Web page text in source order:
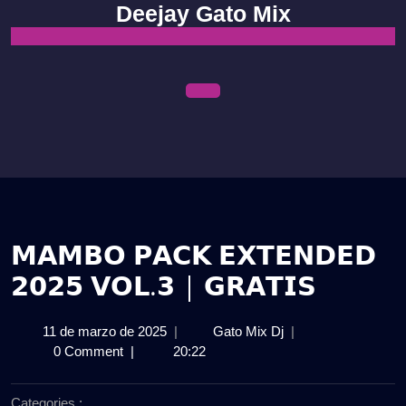
content
Deejay Gato Mix
𝗠𝗔𝗠𝗕𝗢 𝗣𝗔𝗖𝗞 𝗘𝗫𝗧𝗘𝗡𝗗𝗘𝗗
𝟮𝟬𝟮𝟱 𝗩𝗢𝗟.𝟯 | 𝗚𝗥𝗔𝗧𝗜𝗦
11 de marzo de 202511
de
| Gato Mix Dj𝗠𝗔𝗠𝗕𝗢
|
0 Comment | 20:22
Categories :